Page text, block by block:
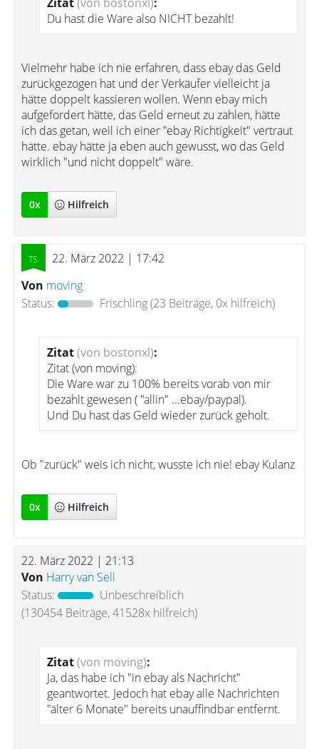
Du hast die Ware also NICHT bezahlt!
Vielmehr habe ich nie erfahren, dass ebay das Geld
zurückgezogen hat und der Verkäufer vielleicht ja
hätte doppelt kassieren wollen. Wenn ebay mich
aufgefordert hätte, das Geld erneut zu zahlen, hätte
ich das getan, weil ich einer "ebay Richtigkeit" vertraut
hätte. ebay hätte ja eben auch gewusst, wo das Geld
wirklich "und nicht doppelt" wäre.
0x Hilfreich
22. März 2022 | 17:42
Von moving
Status:
Frischling(23 Beiträge, 0x hilfreich)
Zitat(von bostonxl):
Zitat (von moving):
Die Ware war zu 100% bereits vorab von mir
bezahlt gewesen ( "allin" ...ebay/paypal).
Und Du hast das Geld wieder zurück geholt.
Ob "zurück" weis ich nicht, wusste ich nie! ebay Kulanz
0x Hilfreich
22. März 2022 | 21:13
Von Harry van Sell
Status:
Unbeschreiblich
(130454 Beiträge, 41528x hilfreich)
Zitat(von moving):
Ja, das habe ich "in ebay als Nachricht"
geantwortet. Jedoch hat ebay alle Nachrichten
"älter 6 Monate" bereits unauffindbar entfernt.